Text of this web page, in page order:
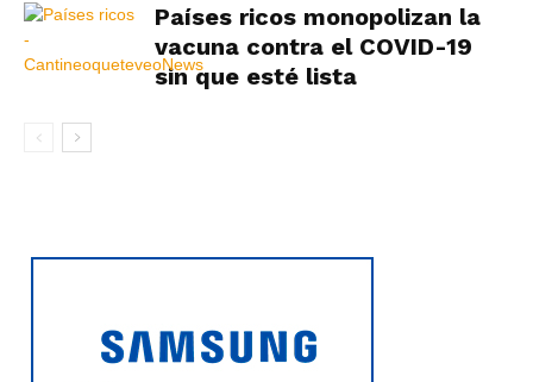
Países ricos monopolizan la
vacuna contra el COVID-19
sin que esté lista